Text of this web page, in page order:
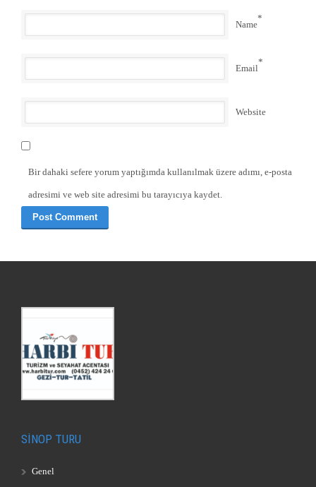
Name
*
Email
*
Website
Bir dahaki sefere yorum yaptığımda kullanılmak üzere adımı, e-posta
adresimi ve web site adresimi bu tarayıcıya kaydet.
SİNOP TURU
Genel